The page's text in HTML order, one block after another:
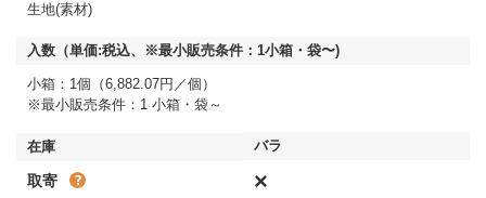
生地(素材)
小箱：1個（6,882.07円／個）
※最小販売条件：1 小箱・袋～
取寄 ×